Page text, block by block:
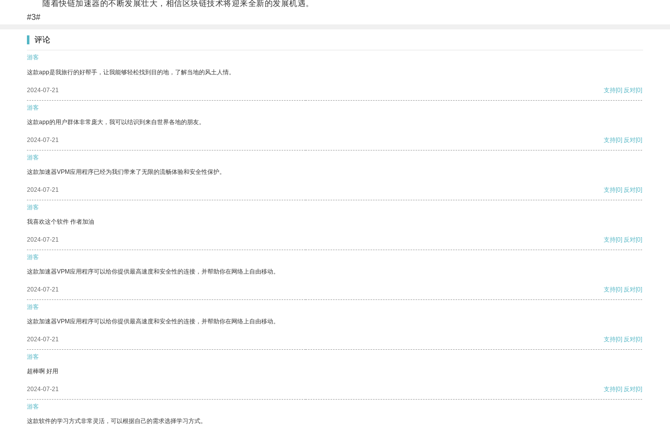
随着快链加速器的不断发展壮大，相信区块链技术将迎来全新的发展机遇。
#3#
评论
游客
这款app是我旅行的好帮手，让我能够轻松找到目的地，了解当地的风土人情。
2024-07-21 支持[0] 反对[0]
游客
这款app的用户群体非常庞大，我可以结识到来自世界各地的朋友。
2024-07-21 支持[0] 反对[0]
游客
这款加速器VPM应用程序已经为我们带来了无限的流畅体验和安全性保护。
2024-07-21 支持[0] 反对[0]
游客
我喜欢这个软件 作者加油
2024-07-21 支持[0] 反对[0]
游客
这款加速器VPM应用程序可以给你提供最高速度和安全性的连接，并帮助你在网络上自由移动。
2024-07-21 支持[0] 反对[0]
游客
这款加速器VPM应用程序可以给你提供最高速度和安全性的连接，并帮助你在网络上自由移动。
2024-07-21 支持[0] 反对[0]
游客
超棒啊 好用
2024-07-21 支持[0] 反对[0]
游客
这款软件的学习方式非常灵活，可以根据自己的需求选择学习方式。